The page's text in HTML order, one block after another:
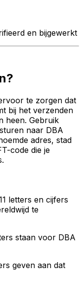
en bijgewerkt
te zorgen dat
bij het verzenden
heen. Gebruik
naar DBA
adres, stad
code die je
letters en cijfers
te
staan voor DBA
geven aan dat